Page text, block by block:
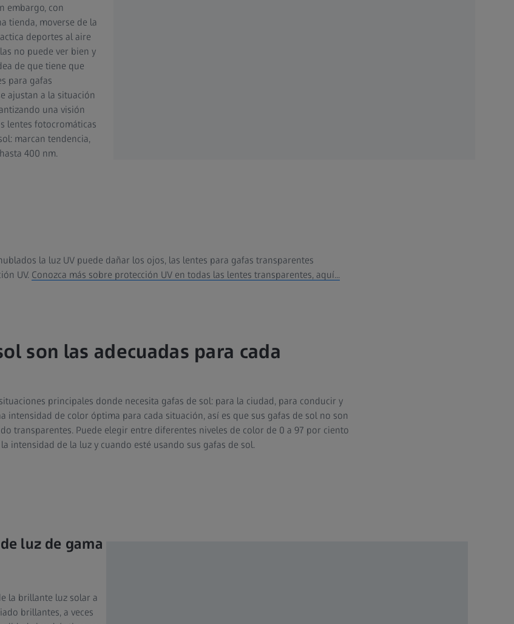
embargo, con
tienda, moverse de la
deportes al aire
no puede ver bien y
de que tiene que
para gafas
ajustan a la situación
una visión
lentes fotocromáticas
marcan tendencia,
400 nm.
la luz UV puede dañar los ojos, las lentes para gafas transparentes
UV. Conozca más sobre protección UV en todas las lentes transparentes, aquí...
son las adecuadas para cada
principales donde necesita gafas de sol: para la ciudad, para conducir y
intensidad de color óptima para cada situación, así es que sus gafas de sol no son
transparentes. Puede elegir entre diferentes niveles de color de 0 a 97 por ciento
intensidad de la luz y cuando esté usando sus gafas de sol.
luz de gama
la brillante luz solar a
brillantes, a veces